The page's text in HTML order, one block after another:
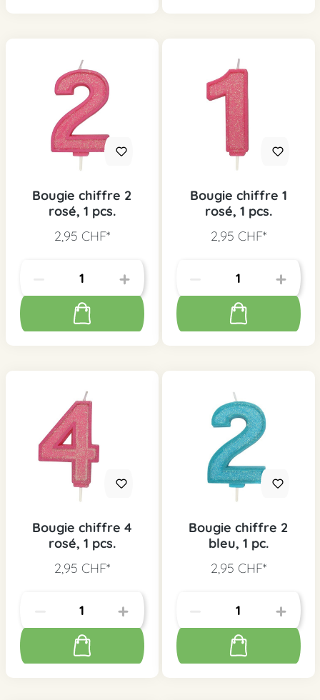
Bougie chiffre 2
rosé, 1 pcs.
2,95 CHF*
Bougie chiffre 1
rosé, 1 pcs.
2,95 CHF*
Bougie chiffre 4
rosé, 1 pcs.
2,95 CHF*
Bougie chiffre 2
bleu, 1 pc.
2,95 CHF*